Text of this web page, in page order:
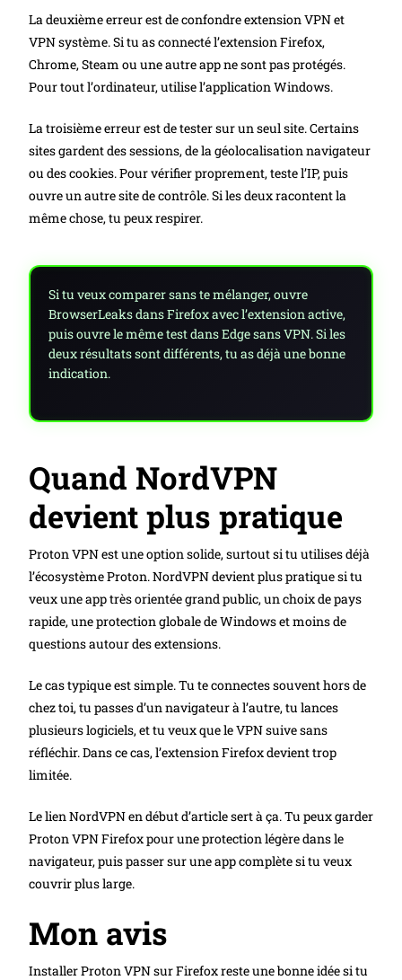
La deuxième erreur est de confondre extension VPN et
VPN système. Si tu as connecté l’extension Firefox,
Chrome, Steam ou une autre app ne sont pas protégés.
Pour tout l’ordinateur, utilise l’application Windows.
La troisième erreur est de tester sur un seul site. Certains
sites gardent des sessions, de la géolocalisation navigateur
ou des cookies. Pour vérifier proprement, teste l’IP, puis
ouvre un autre site de contrôle. Si les deux racontent la
même chose, tu peux respirer.
Si tu veux comparer sans te mélanger, ouvre
BrowserLeaks dans Firefox avec l’extension active,
puis ouvre le même test dans Edge sans VPN. Si les
deux résultats sont différents, tu as déjà une bonne
indication.
Quand NordVPN
devient plus pratique
Proton VPN est une option solide, surtout si tu utilises déjà
l’écosystème Proton. NordVPN devient plus pratique si tu
veux une app très orientée grand public, un choix de pays
rapide, une protection globale de Windows et moins de
questions autour des extensions.
Le cas typique est simple. Tu te connectes souvent hors de
chez toi, tu passes d’un navigateur à l’autre, tu lances
plusieurs logiciels, et tu veux que le VPN suive sans
réfléchir. Dans ce cas, l’extension Firefox devient trop
limitée.
Le lien NordVPN en début d’article sert à ça. Tu peux garder
Proton VPN Firefox pour une protection légère dans le
navigateur, puis passer sur une app complète si tu veux
couvrir plus large.
Mon avis
Installer Proton VPN sur Firefox reste une bonne idée si tu